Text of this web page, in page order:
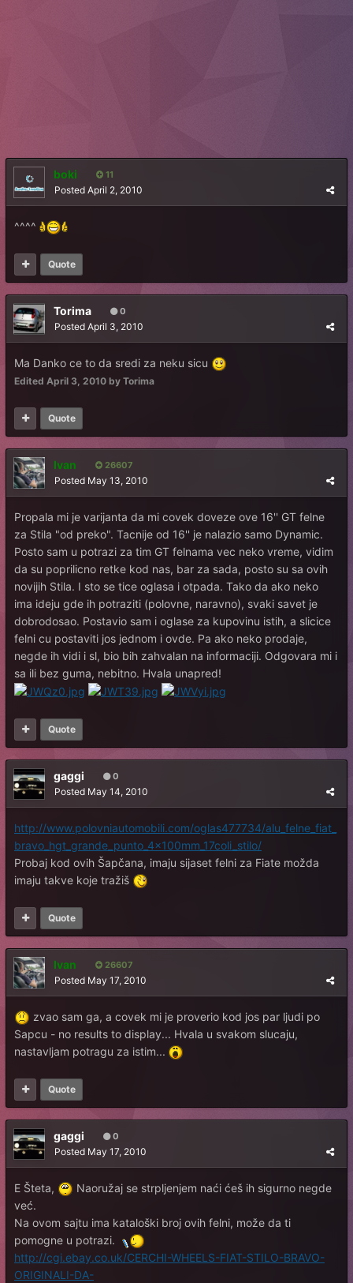
boki 11
Posted April 2, 2010
^^^^
Quote
Torima 0
Posted April 3, 2010
Ma Danko ce to da sredi za neku sicu
Edited April 3, 2010 by Torima
Quote
Ivan 26607
Posted May 13, 2010
Propala mi je varijanta da mi covek doveze ove 16'' GT felne
za Stila "od preko". Tacnije od 16'' je nalazio samo Dynamic.
Posto sam u potrazi za tim GT felnama vec neko vreme, vidim
da su poprilicno retke kod nas, bar za sada, posto su sa ovih
novijih Stila. I sto se tice oglasa i otpada. Tako da ako neko
ima ideju gde ih potraziti (polovne, naravno), svaki savet je
dobrodosao. Postavio sam i oglase za kupovinu istih, a slicice
felni cu postaviti jos jednom i ovde. Pa ako neko prodaje,
negde ih vidi i sl, bio bih zahvalan na informaciji. Odgovara mi i
sa ili bez guma, nebitno. Hvala unapred!
Quote
gaggi 0
Posted May 14, 2010
http://www.polovniautomobili.com/oglas477734/alu_felne_fiat_
bravo_hgt_grande_punto_4x100mm_17coli_stilo/
Probaj kod ovih Šapčana, imaju sijaset felni za Fiate možda
imaju takve koje tražiš
Quote
Ivan 26607
Posted May 17, 2010
zvao sam ga, a covek mi je proverio kod jos par ljudi po
Sapcu - no results to display... Hvala u svakom slucaju,
nastavljam potragu za istim...
Quote
gaggi 0
Posted May 17, 2010
E Šteta,
Naoružaj se strpljenjem naći ćeš ih sigurno negde
već.
Na ovom sajtu ima kataloški broj ovih felni, može da ti
pomogne u potrazi.
http://cgi.ebay.co.uk/CERCHI-WHEELS-FIAT-STILO-BRAVO-
ORIGINALI-DA-